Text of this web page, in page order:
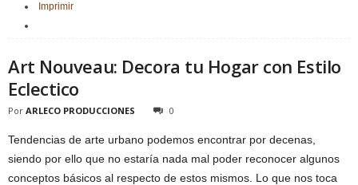
Imprimir
Art Nouveau: Decora tu Hogar con Estilo
Eclectico
Por ARLECO PRODUCCIONES 0
Tendencias de arte urbano podemos encontrar por decenas,
siendo por ello que no estaría nada mal poder reconocer algunos
conceptos básicos al respecto de estos mismos. Lo que nos toca